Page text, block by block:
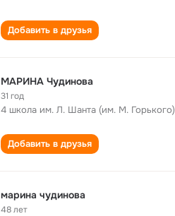
Добавить в друзья
МАРИНА Чудинова
31 год
4 школа им. Л. Шанта (им. М. Горького)
Добавить в друзья
марина чудинова
48 лет